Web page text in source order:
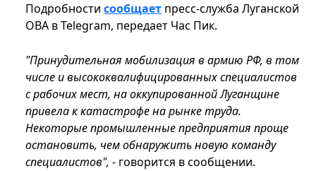
Подробности сообщает пресс-служба Луганской
ОВА в Telegram, передает Час Пик.
"Принудительная мобилизация в армию РФ, в том
числе и высококвалифицированных специалистов
с рабочих мест, на оккупированной Луганщине
привела к катастрофе на рынке труда.
Некоторые промышленные предприятия проще
остановить, чем обнаружить новую команду
специалистов", - говорится в сообщении.